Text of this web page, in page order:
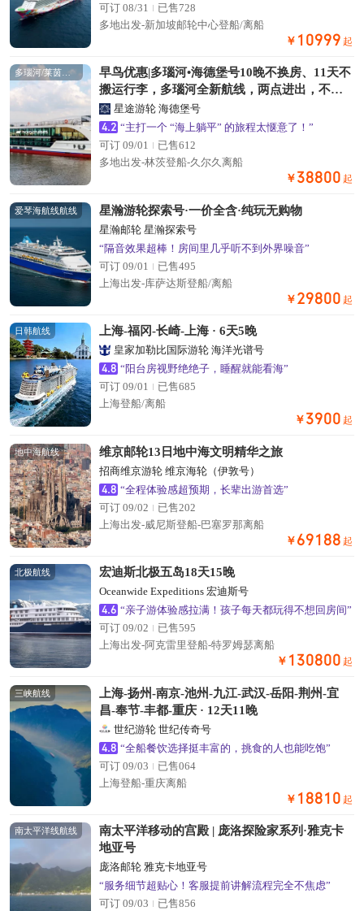
可订 08/31
已售728
多地出发-新加坡邮轮中心登船/离船
￥ 10999 起
多瑙河/莱茵河航线
早鸟优惠|多瑙河•海德堡号10晚不换房、11天不
搬运行李，多瑙河全新航线，两点进出，不走
回头路
星途游轮 海德堡号
4.2 “主打一个 “海上躺平” 的旅程太惬意了！”
可订 09/01
已售612
多地出发-林茨登船-久尔久离船
￥ 38800 起
爱琴海航线航线 星瀚游轮探索号·一价全含·纯玩无购物
星瀚邮轮 星瀚探索号
“隔音效果超棒！房间里几乎听不到外界噪音”
可订 09/01
已售495
上海出发-库萨达斯登船/离船
￥ 29800 起
日韩航线 上海-福冈-长崎-上海 · 6天5晚
皇家加勒比国际游轮 海洋光谱号
4.8 “阳台房视野绝绝子，睡醒就能看海”
可订 09/01
已售685
上海登船/离船
￥ 3900 起
地中海航线 维京邮轮13日地中海文明精华之旅
招商维京游轮 维京海轮（伊敦号）
4.8 “全程体验感超预期，长辈出游首选”
可订 09/02
已售202
上海出发-威尼斯登船-巴塞罗那离船
￥ 69188 起
北极航线 宏迪斯北极五岛18天15晚
Oceanwide Expeditions 宏迪斯号
4.6 “亲子游体验感拉满！孩子每天都玩得不想回房间”
可订 09/02
已售595
上海出发-阿克雷里登船-特罗姆瑟离船
￥ 130800 起
三峡航线
上海-扬州-南京-池州-九江-武汉-岳阳-荆州-宜
昌-奉节-丰都-重庆 · 12天11晚
世纪游轮 世纪传奇号
4.8 “全船餐饮选择挺丰富的，挑食的人也能吃饱”
可订 09/03
已售064
上海登船-重庆离船
￥ 18810 起
南太平洋线航线
南太平洋移动的宫殿 | 庞洛探险家系列·雅克卡
地亚号
庞洛邮轮 雅克卡地亚号
“服务细节超贴心！客服提前讲解流程完全不焦虑”
可订 09/03
已售856